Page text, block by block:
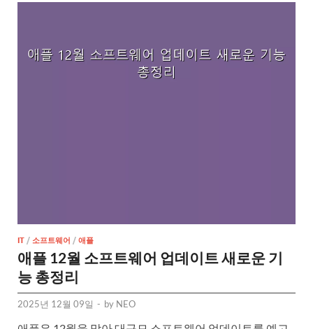
IT/소프트웨어 /애플
애플 12월 소프트웨어 업데이트 새로운 기
능 총정리
2025년 12월 09일 - by NEO